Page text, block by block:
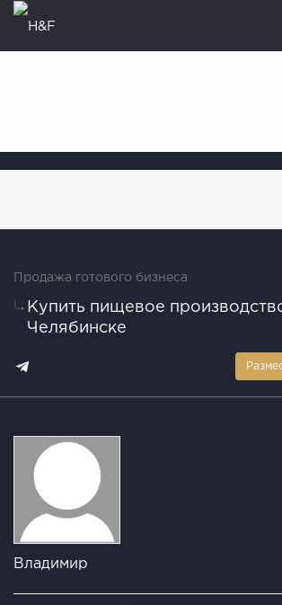
Продажа готового бизнеса
Купить пищевое
Челябинске
Владимир